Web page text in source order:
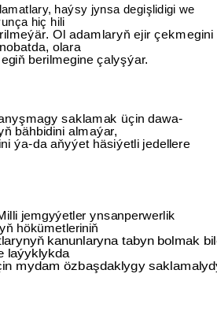
haýsy jynsa degişlidigi we
hiç hili
Ol adamlaryň ejir çekmegini
olara
berilmegine çalyşýar.
saklamak üçin dawa-
bähbidini almaýar,
ýa-da aňyýet häsiýetli jedellere
jemgyýetler ynsanperwerlik
hökümetleriniň
kanunlaryna tabyn bolmak
laýyklykda
mydam özbaşdaklygy